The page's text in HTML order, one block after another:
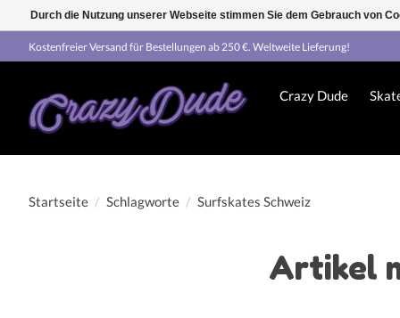
Kostenfreier Versand für Bestellungen ab 250 €. Weltweite Lieferung!
Crazy Dude
Startseite / Schlagworte / Surfskates Schweiz
Artikel
Durch die Nutzung unserer Webseite stimmen Sie dem Gebrauch von